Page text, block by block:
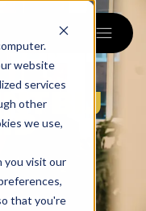
website
services
other
we use,
you visit our
that you're
menu
BIJ
-